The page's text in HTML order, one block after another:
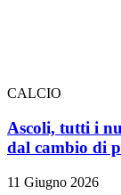
CALCIO
Ascoli, tutti i
dal cambio di
11 Giugno 2026